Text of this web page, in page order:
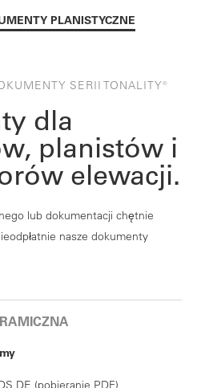
PLANISTYCZNE
SERII TONALITY®
dla
planistów i
elewacji.
lub dokumentacji chętnie
nasze dokumenty
DE (pobieranie PDF)